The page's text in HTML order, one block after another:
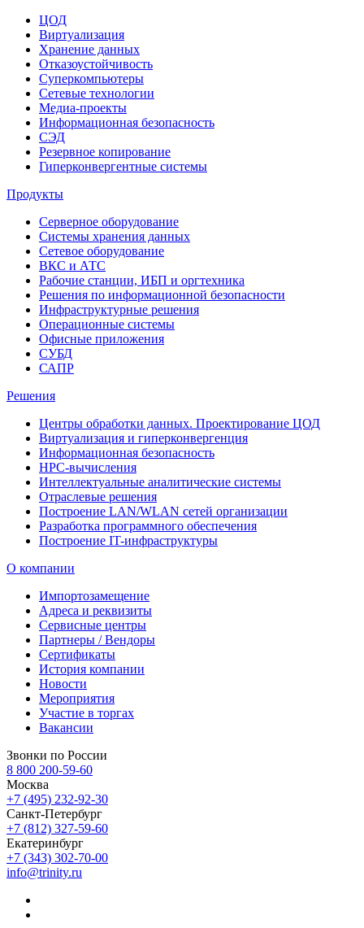
ЦОД
Виртуализация
Хранение данных
Отказоустойчивость
Суперкомпьютеры
Сетевые технологии
Медиа-проекты
Информационная безопасность
СЭД
Резервное копирование
Гиперконвергентные системы
Продукты
Серверное оборудование
Системы хранения данных
Сетевое оборудование
ВКС и АТС
Рабочие станции, ИБП и оргтехника
Решения по информационной безопасности
Инфраструктурные решения
Операционные системы
Офисные приложения
СУБД
САПР
Решения
Центры обработки данных. Проектирование ЦОД
Виртуализация и гиперконвергенция
Информационная безопасность
HPC-вычисления
Интеллектуальные аналитические системы
Отраслевые решения
Построение LAN/WLAN сетей организации
Разработка программного обеспечения
Построение IT-инфраструктуры
О компании
Импортозамещение
Адреса и реквизиты
Сервисные центры
Партнеры / Вендоры
Сертификаты
История компании
Новости
Мероприятия
Участие в торгах
Вакансии
Звонки по России
8 800 200-59-60
Москва
+7 (495) 232-92-30
Санкт-Петербург
+7 (812) 327-59-60
Екатеринбург
+7 (343) 302-70-00
info@trinity.ru